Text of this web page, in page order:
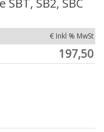
SB2, SBC
€ Inkl % MwSt
197,50